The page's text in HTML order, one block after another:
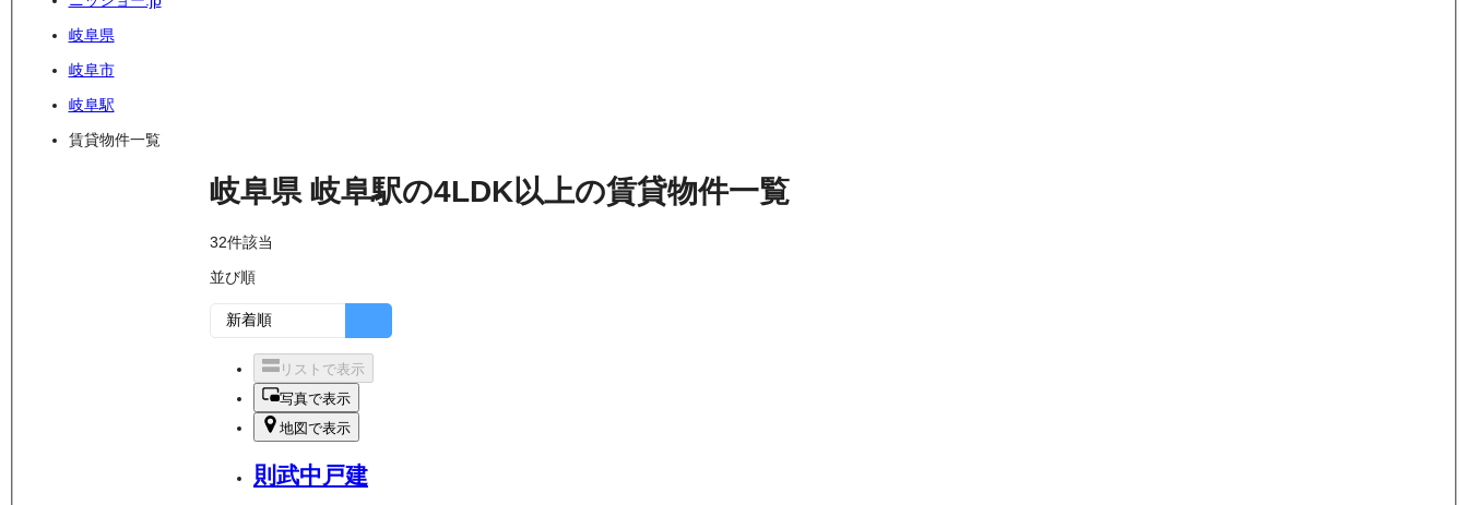
岐阜県
岐阜市
岐阜駅
賃貸物件一覧
岐阜県 岐阜駅の4LDK以上の賃貸物件一覧
32件該当
並び順
リストで表示
写真で表示
地図で表示
則武中戸建